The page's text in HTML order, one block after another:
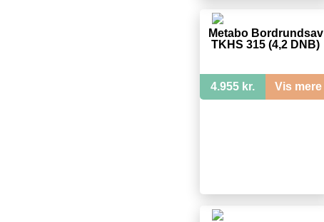
Metabo Bordrundsav
TKHS 315 (4,2 DNB)
4.955 kr. Vis mere